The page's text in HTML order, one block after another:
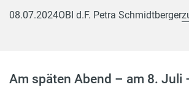
08.07.2024OBI d.F. Petra Schmidtberger
Am späten Abend – am 8. Juli